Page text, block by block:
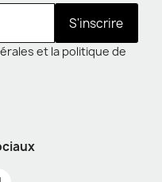
S'inscrire
et la politique de